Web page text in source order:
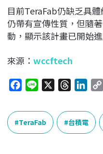
目前TeraFab仍缺乏具
仍帶有宣傳性質，但隨
動，顯示該計畫已開始
來源： wccftech
c
e
b
n
e
r
e
a
n
k
e
TeraFab 台積電